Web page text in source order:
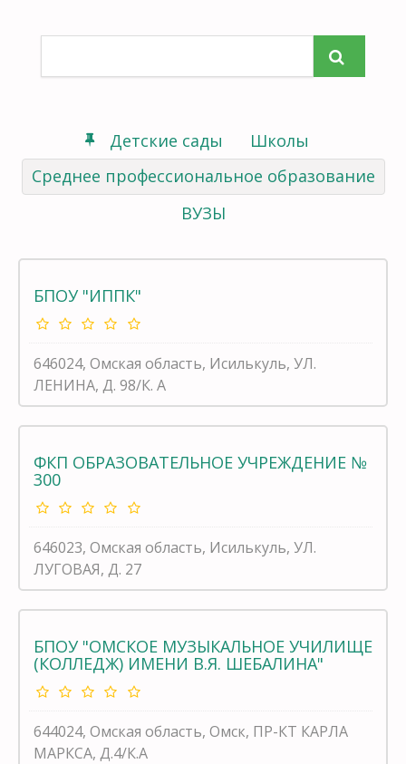
Детские сады
Школы
Среднее профессиональное образование
ВУЗЫ
БПОУ "ИППК"
646024, Омская область, Исилькуль, УЛ.
ЛЕНИНА, Д. 98/К. А
ФКП ОБРАЗОВАТЕЛЬНОЕ УЧРЕЖДЕНИЕ №
300
646023, Омская область, Исилькуль, УЛ.
ЛУГОВАЯ, Д. 27
БПОУ "ОМСКОЕ МУЗЫКАЛЬНОЕ УЧИЛИЩЕ
(КОЛЛЕДЖ) ИМЕНИ В.Я. ШЕБАЛИНА"
644024, Омская область, Омск, ПР-КТ КАРЛА
МАРКСА, Д.4/К.А